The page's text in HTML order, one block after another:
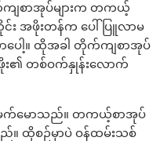
ျစာအုပ်များက တကယ့်
း အဖိုးတန်က ပေါ်ပြူလာမ
ပေါ့။ ထိုအခါ တိုက်ကျစာအုပ်
း၏ တစ်ဝက်နှုန်းလောက်
က်မောသည်။ တကယ့်စာအုပ်
ည်။ ထိုစဉ်မှာပဲ ဝန်ထမ်းသစ်